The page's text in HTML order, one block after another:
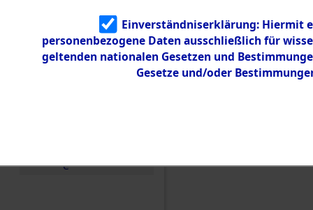
Identifizierun
5.3.3
Todesmärsch
e
Einen Kommentar
den Orten
(84605678)
Einverständniserklärung: Hiermit
personenbezogene Daten ausschließlich für
geltenden nationalen Gesetzen und
Gesetze und/oder